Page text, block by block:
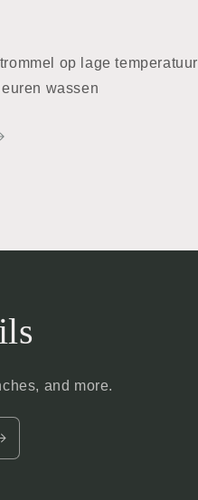
op lage temperatuur
wassen
and more.